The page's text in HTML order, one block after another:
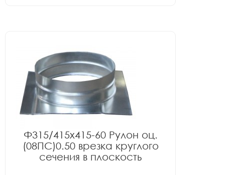
Ф315/415x415-60 Рулон оц.
(08ПС)0.50 врезка круглого
сечения в плоскость